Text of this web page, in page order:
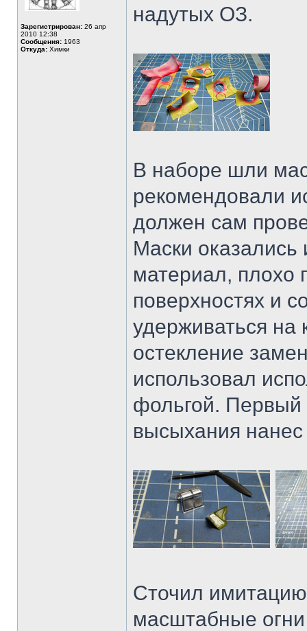
Зарегистрирован: 26 апр
2010 12:38
Сообщения: 1963
Откуда: Химки
надутых ОЗ.
В наборе шли
рекомендовали
должен сам
Маски оказались
материал, плохо
поверхностях и
удерживаться на
остекление
использовал
фольгой. Первый
высыхания
Сточил
масштабные